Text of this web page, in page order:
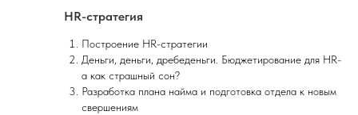
HR-стратегия
Построение HR-стратегии
Деньги, деньги, дребеденьги. Бюджетирование для HR-
а как страшный сон?
Разработка плана найма и подготовка отдела к новым
свершениям